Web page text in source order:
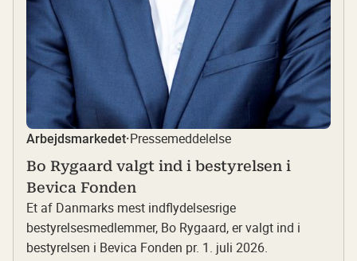
Arbejdsmarkedet·Pressemeddelelse
Bo Rygaard valgt ind i bestyrelsen i
Bevica Fonden
Et af Danmarks mest indflydelsesrige
bestyrelsesmedlemmer, Bo Rygaard, er valgt ind i
bestyrelsen i Bevica Fonden pr. 1. juli 2026.